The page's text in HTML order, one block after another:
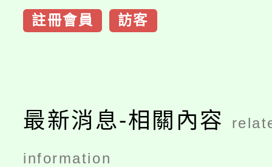
註冊會員 訪客
最新消息-相關內容
information